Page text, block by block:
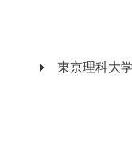
東京理科大